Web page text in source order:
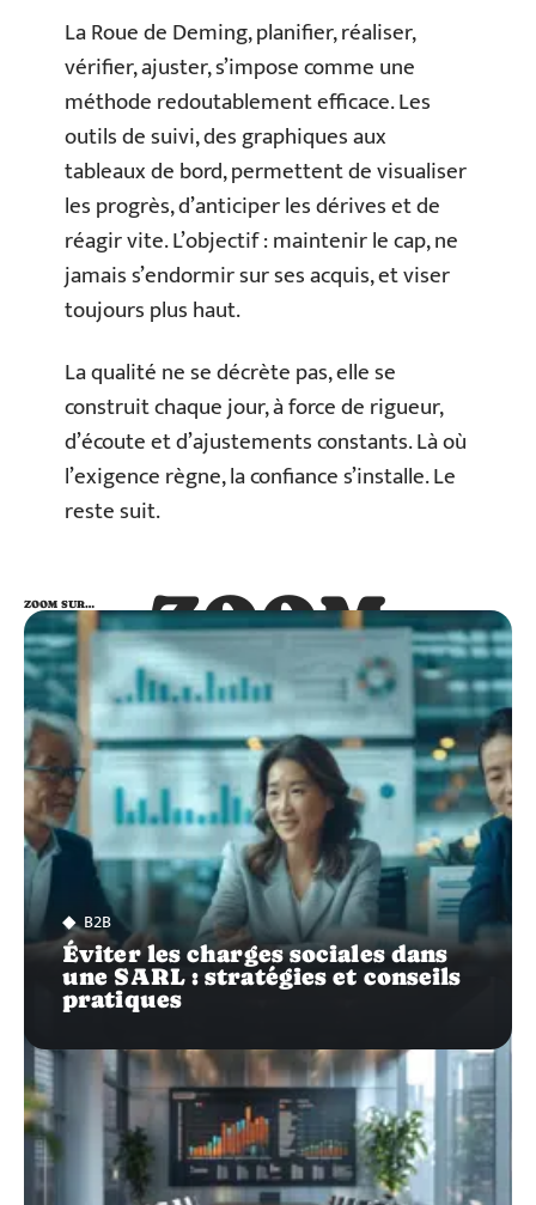
La Roue de Deming, planifier, réaliser,
vérifier, ajuster, s’impose comme une
méthode redoutablement efficace. Les
outils de suivi, des graphiques aux
tableaux de bord, permettent de visualiser
les progrès, d’anticiper les dérives et de
réagir vite. L’objectif : maintenir le cap, ne
jamais s’endormir sur ses acquis, et viser
toujours plus haut.
La qualité ne se décrète pas, elle se
construit chaque jour, à force de rigueur,
d’écoute et d’ajustements constants. Là où
l’exigence règne, la confiance s’installe. Le
reste suit.
ZOOM
SUR…
ZOOM SUR…
B2B
Éviter les charges sociales dans
une SARL : stratégies et conseils
pratiques